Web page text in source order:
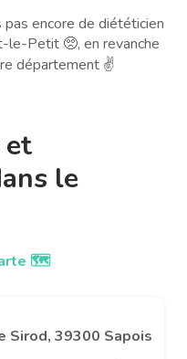
encore de diététicien
le-Petit 🥺, en revanche
département ✌️
et
le
🗺️
Sirod, 39300 Sapois